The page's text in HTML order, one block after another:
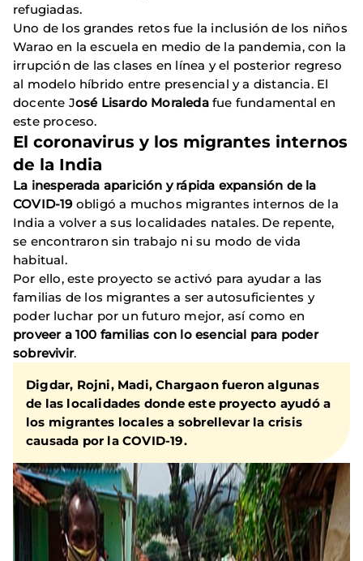
refugiadas.
Uno de los grandes retos fue la inclusión de los niños
Warao en la escuela en medio de la pandemia, con la
irrupción de las clases en línea y el posterior regreso
al modelo híbrido entre presencial y a distancia. El
docente José Lisardo Moraledafue fundamental en
este proceso.
El coronavirus y los migrantes internos
de la India
La inesperada aparición y rápida expansión de la
COVID-19obligó a muchos migrantes internos de la
India a volver a sus localidades natales. De repente,
se encontraron sin trabajo ni su modo de vida
habitual.
Por ello, este proyecto se activó para ayudar a las
familias de los migrantes a ser autosuficientes y
poder luchar por un futuro mejor, así como en
proveer a 100 familias con lo esencial para poder
sobrevivir.
Digdar, Rojni, Madi, Chargaon fueron algunas
de las localidades donde este proyecto ayudó a
los migrantes locales a sobrellevar la crisis
causada por la COVID-19.